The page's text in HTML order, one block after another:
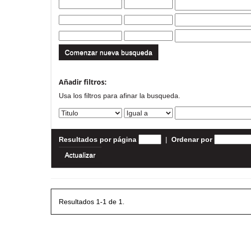
Comenzar nueva busqueda
Añadir filtros:
Usa los filtros para afinar la busqueda.
Resultados por página | Ordenar por
Resultados 1-1 de 1.